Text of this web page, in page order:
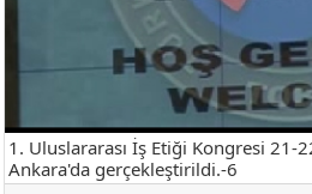
1. Uluslararası İş Etiği Kongresi 21-
Ankara'da gerçekleştirildi.-6